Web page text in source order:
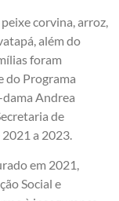
corvina, arroz,
além do
foram
do Programa
Andrea
de
2021 a 2023.
em 2021,
Social e